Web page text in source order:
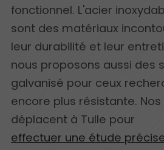
fonctionnel. L'acier
sont des matériaux
leur durabilité et leur
nous proposons aussi des
galvanisé pour ceux
encore plus résistante.
déplacent à Tulle pour
effectuer une étude